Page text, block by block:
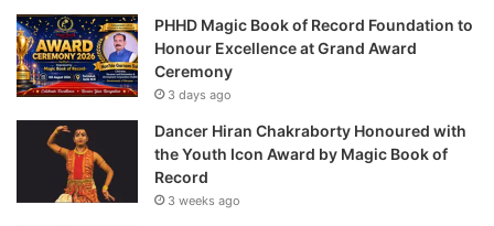
PHHD Magic Book of Record Foundation to
Honour Excellence at Grand Award
Ceremony
3 days ago
Dancer Hiran Chakraborty Honoured with
the Youth Icon Award by Magic Book of
Record
3 weeks ago